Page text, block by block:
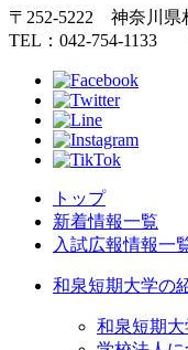
〒252-5222 神奈川県
TEL：042-754-1133
トップ
新着情報一覧
入試広報情報一
和泉短期大学の
和泉短期